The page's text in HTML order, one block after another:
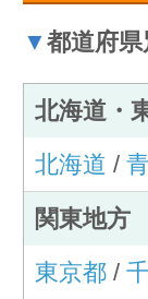
▼ 都道府
北海道・
北海道 /
関東地方
東京都/